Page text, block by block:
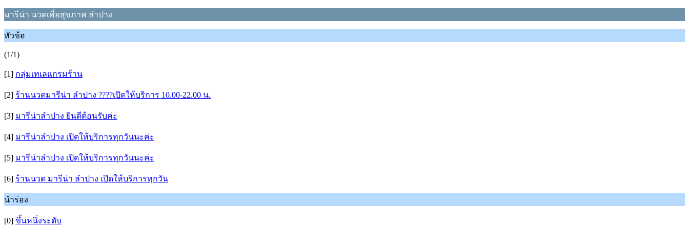
มารีน่า นวดเพื่อสุขภาพ ลำปาง
หัวข้อ
(1/1)
[1] กลุ่มเทเลแกรมร้าน
[2] ร้านนวดมารีน่า ลำปาง ????เปิดให้บริการ 10.00-22.00 น.
[3] มารีน่าลำปาง ยินดีต้อนรับค่ะ
[4] มารีน่าลำปาง เปิดให้บริการทุกวันนะค่ะ
[5] มารีน่าลำปาง เปิดให้บริการทุกวันนะค่ะ
[6] ร้านนวด มารีน่า ลำปาง เปิดให้บริการทุกวัน
นำร่อง
[0] ขึ้นหนึ่งระดับ